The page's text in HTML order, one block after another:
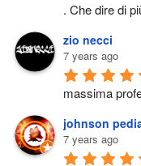
. Che dire di
zio necci
7 years ago
massima
johnson
7 years ago